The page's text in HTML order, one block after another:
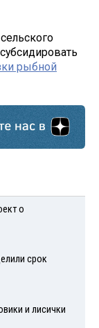
рыбной
о
срок
и лисички